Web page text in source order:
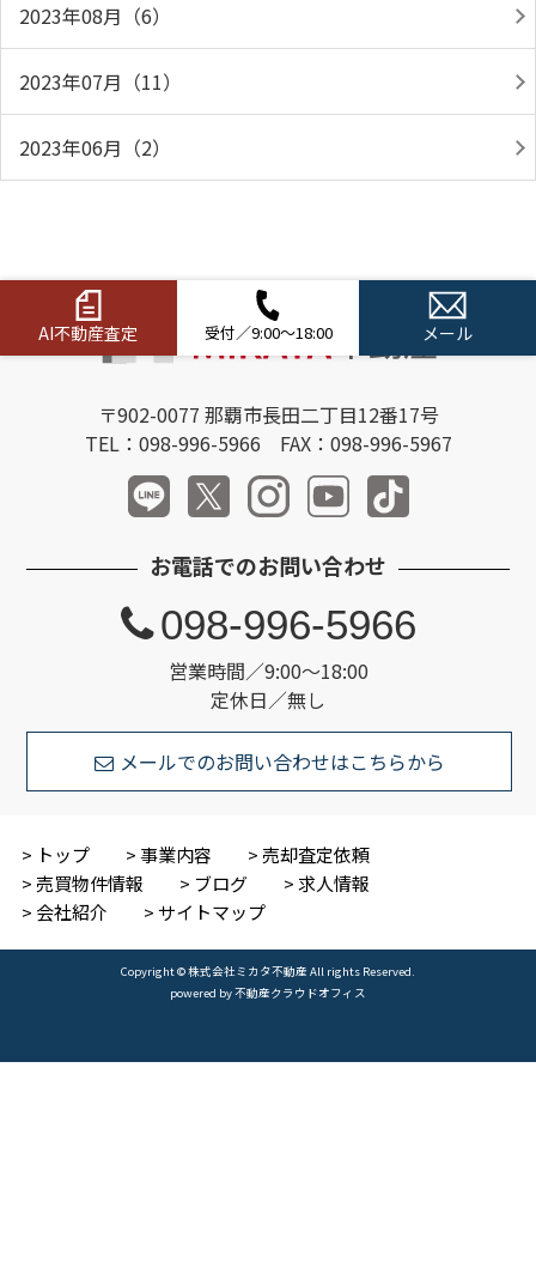
2023年08月（6）
2023年07月（11）
2023年06月（2）
AI不動産査定 受付／9:00～18:00 メール
〒902-0077 那覇市長田二丁目12番17号
TEL：098-996-5966 FAX：098-996-5967
お電話でのお問い合わせ
営業時間／9:00～18:00
定休日／無し
098-996-5966
メールでのお問い合わせはこちらから
トップ 事業内容
売却査定依頼
売買物件情報
ブログ
求人情報
会社紹介
サイトマップ
Copyright © 株式会社ミカタ不動産 All rights Reserved.
powered by 不動産クラウドオフィス